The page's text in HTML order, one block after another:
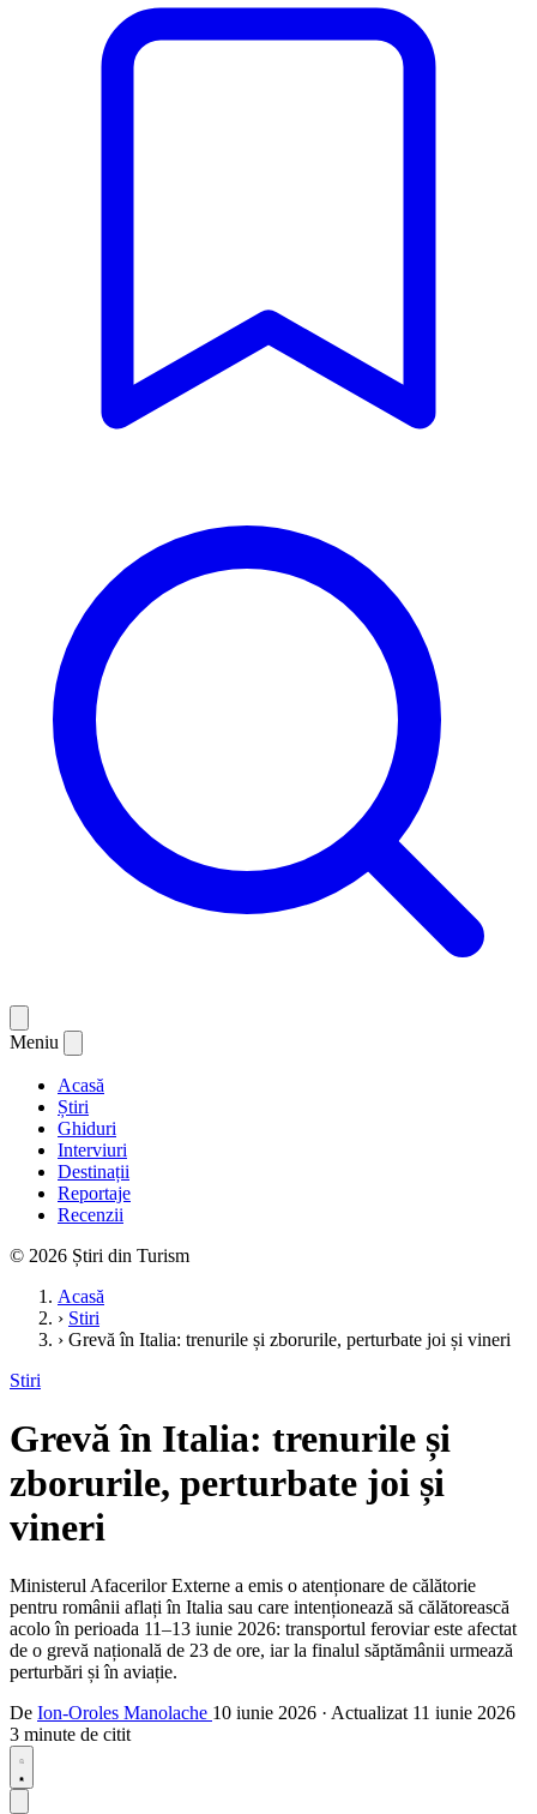
Meniu
Acasă
Știri
Ghiduri
Interviuri
Destinații
Reportaje
Recenzii
© 2026 Știri din Turism
Acasă
› Stiri
› Grevă în Italia: trenurile și zborurile, perturbate joi și vineri
Stiri
Grevă în Italia: trenurile și
zborurile, perturbate joi și
vineri
Ministerul Afacerilor Externe a emis o atenționare de călătorie
pentru românii aflați în Italia sau care intenționează să călătorească
acolo în perioada 11–13 iunie 2026: transportul feroviar este afectat
de o grevă națională de 23 de ore, iar la finalul săptămânii urmează
perturbări și în aviație.
De Ion-Oroles Manolache 10 iunie 2026 · Actualizat 11 iunie 2026
3 minute de citit